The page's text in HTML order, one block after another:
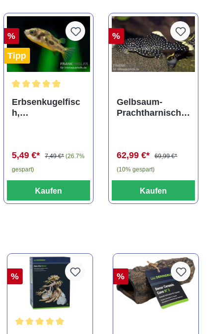
%
Tipp
Erbsenkugelfisc
h,
5,49 €*
7,49 €* (26.7%
gespart)
Kaufen
%
Gelbsaum-
Prachtharnischw
62,99 €*
69,99 €*
(10% gespart)
Kaufen
% %